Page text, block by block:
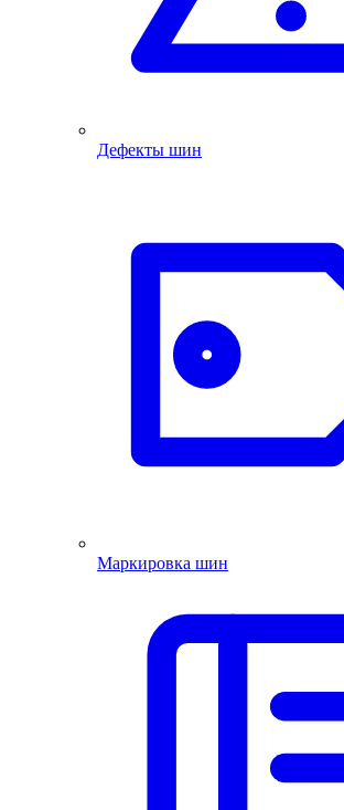
Дефекты шин
Маркировка шин